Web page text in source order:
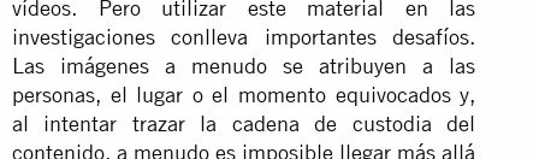
vídeos. Pero utilizar este material en las
investigaciones conlleva importantes desafíos.
Las imágenes a menudo se atribuyen a las
personas, el lugar o el momento equivocados y,
al intentar trazar la cadena de custodia del
contenido, a menudo es imposible llegar más allá